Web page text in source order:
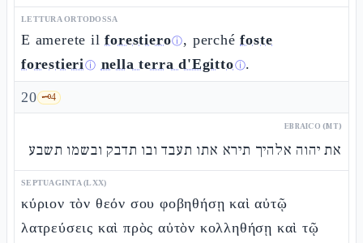
LETTURA ORTODOSSA
E amerete ilforestieroⓘ, perchéfoste
forestieriⓘ nella terra d'Egittoⓘ.
20 🗝️4
EBRAICO (MT)
את יהוה אלהיך תירא אתו תעבד ובו תדבק ובשמו תשבע
SEPTUAGINTA (LXX)
κύριον τὸν θεόν σου φοβηθήσῃ καὶ αὐτῷ
λατρεύσεις καὶ πρὸς αὐτὸν κολληθήσῃ καὶ τῷ